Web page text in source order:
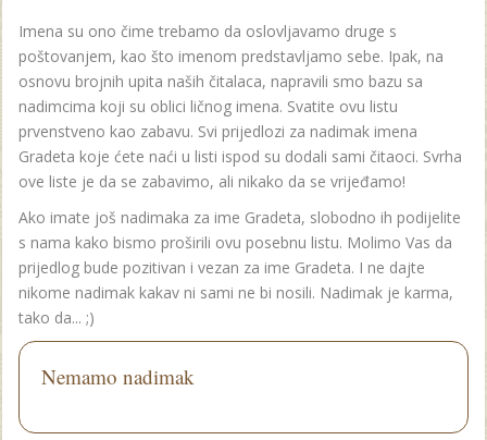
Imena su ono čime trebamo da oslovljavamo druge s
poštovanjem, kao što imenom predstavljamo sebe. Ipak, na
osnovu brojnih upita naših čitalaca, napravili smo bazu sa
nadimcima koji su oblici ličnog imena. Svatite ovu listu
prvenstveno kao zabavu. Svi prijedlozi za nadimak imena
Gradeta koje ćete naći u listi ispod su dodali sami čitaoci. Svrha
ove liste je da se zabavimo, ali nikako da se vrijeđamo!
Ako imate još nadimaka za ime Gradeta, slobodno ih podijelite
s nama kako bismo proširili ovu posebnu listu. Molimo Vas da
prijedlog bude pozitivan i vezan za ime Gradeta. I ne dajte
nikome nadimak kakav ni sami ne bi nosili. Nadimak je karma,
tako da... ;)
Nemamo nadimak